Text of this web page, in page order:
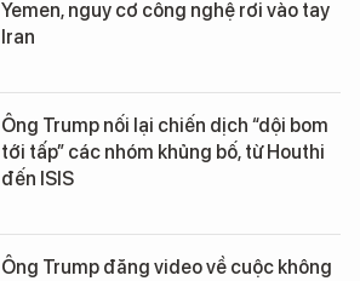
Yemen, nguy cơ công nghệ rơi vào tay
Iran
Ông Trump nối lại chiến dịch “dội bom
tới tấp” các nhóm khủng bố, từ Houthi
đến ISIS
Ông Trump đăng video về cuộc không